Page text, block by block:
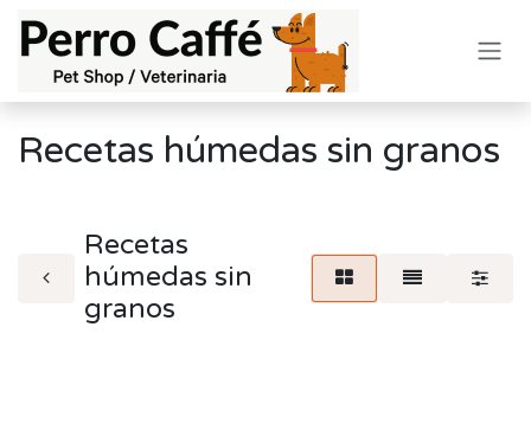
Recetas húmedas sin granos
Recetas
húmedas sin
granos